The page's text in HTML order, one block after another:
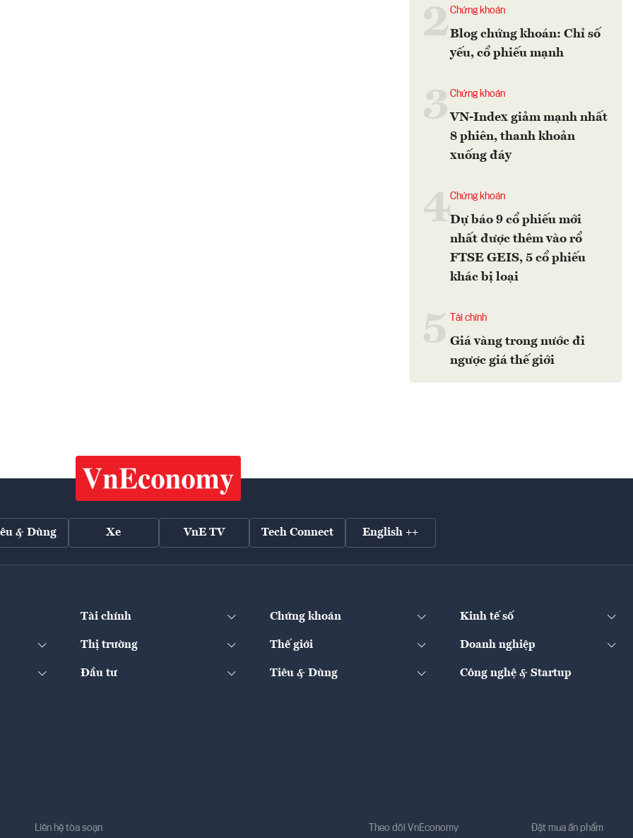
2Chứng khoán
Blog chứng khoán: Chỉ số
yếu, cổ phiếu mạnh
Chứng khoán
VN-Index giảm mạnh nhất
8 phiên, thanh khoản
xuống đáy
4Chứng khoán
Dự báo 9 cổ phiếu mới
nhất được thêm vào rổ
FTSE GEIS, 5 cổ phiếu
khác bị loại
Tài chính
Giá vàng trong nước đi
ngược giá thế giới
& Dùng Xe VnE TV Tech Connect English ++
Tài chính Chứng khoán Kinh tế số
Thị trường Thế giới Doanh nghiệp
Đầu tư Tiêu & Dùng Công nghệ & Startup
Liên hệ tòa soạn Theo dõi VnEconomy Đặt mua ấn phẩm